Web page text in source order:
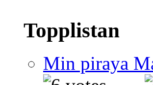
Topplistan
Min piraya